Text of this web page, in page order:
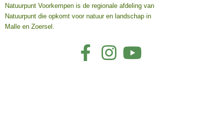
Natuurpunt Voorkempen is de regionale afdeling van
Natuurpunt die opkomt voor natuur en landschap in
Malle en Zoersel.